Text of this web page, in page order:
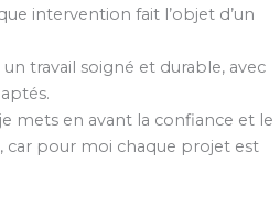
intervention fait l’objet d’un
travail soigné et durable, avec
mets en avant la confiance et le
car pour moi chaque projet est